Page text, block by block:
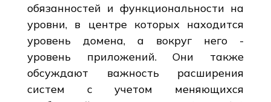
обязанностей и функциональности на
уровни, в центре которых находится
уровень домена, а вокруг него -
уровень приложений. Они также
обсуждают важность расширения
систем с учетом меняющихся